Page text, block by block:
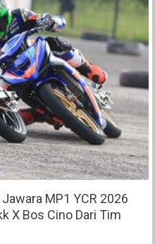
MP1 YCR 2026
X Bos Cino Dari Tim